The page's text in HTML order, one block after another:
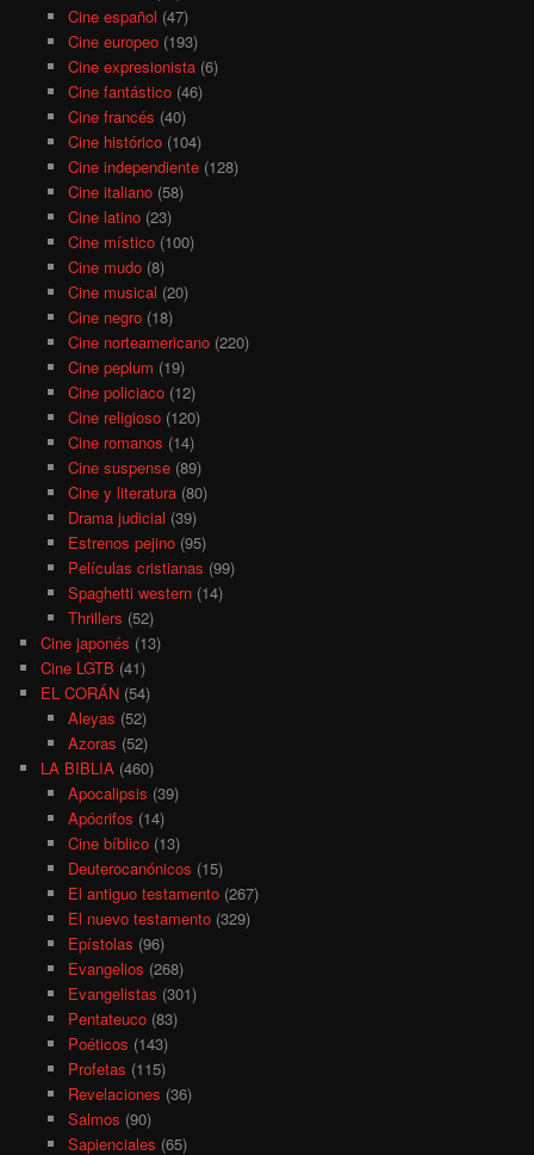
Cine español (47)
Cine europeo(193)
Cine expresionista(6)
Cine fantástico(46)
Cine francés (40)
Cine histórico(104)
Cine independiente(128)
Cine italiano(58)
Cine latino(23)
Cine místico(100)
Cine mudo(8)
Cine musical (20)
Cine negro(18)
Cine norteamericano(220)
Cine peplum (19)
Cine policiaco(12)
Cine religioso(120)
Cine romanos (14)
Cine suspense(89)
Cine y literatura(80)
Drama judicial (39)
Estrenos pejino(95)
Películas cristianas (99)
Spaghetti western(14)
Thrillers (52)
Cine japonés (13)
Cine LGTB (41)
EL CORÁN (54)
Aleyas (52)
Azoras (52)
LA BIBLIA (460)
Apocalipsis (39)
Apócrifos (14)
Cine bíblico(13)
Deuterocanónicos (15)
El antiguo testamento(267)
El nuevo testamento(329)
Epístolas (96)
Evangelios (268)
Evangelistas (301)
Pentateuco(83)
Poéticos (143)
Profetas (115)
Revelaciones (36)
Salmos (90)
Sapienciales (65)